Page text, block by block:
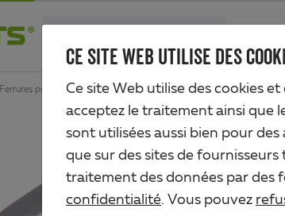
CE SITE WEB UTILISE DES
Ce site Web utilise des cookies
acceptez le traitement ainsi que
sont utilisées aussi bien pour des
que sur des sites de
traitement des données par des
confidentialité. Vous pouvez
Ferrures pour portails en métal Béquille